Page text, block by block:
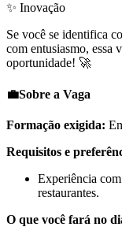
✨ Inovação
Se você se identifica
com entusiasmo, essa
oportunidade! 🚀
💼Sobre a Vaga
Formação exigida:
Requisitos e
Experiência
restaurantes.
O que você fará no